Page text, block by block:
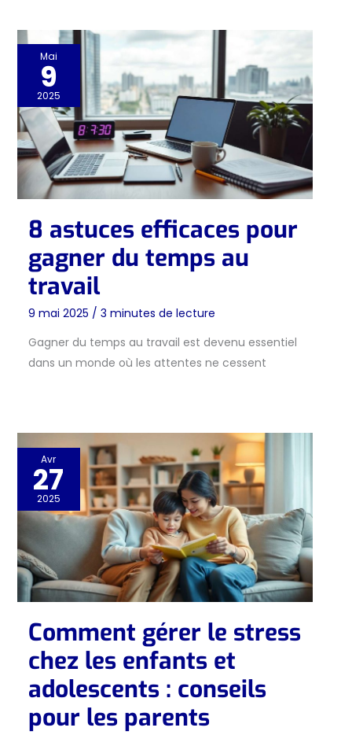
Mai
9
2025
8 astuces efficaces pour
gagner du temps au
travail
9 mai 2025 / 3 minutes de lecture
Gagner du temps au travail est devenu essentiel
dans un monde où les attentes ne cessent
Avr
27
2025
Comment gérer le stress
chez les enfants et
adolescents : conseils
pour les parents